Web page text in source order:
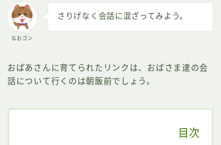
なおゴン
さりげなく会話に混ざってみよう。
おばあさんに育てられたリンクは、おばさま達の会
話について行くのは朝飯前でしょう。
目次